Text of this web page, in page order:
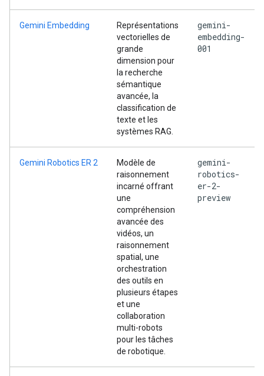
Gemini Embedding
Représentations
vectorielles de
grande
dimension pour
la recherche
sémantique
avancée, la
classification de
texte et les
systèmes RAG.
gemini-
embedding-
001
Gemini Robotics ER 2
Modèle de
raisonnement
incarné offrant
une
compréhension
avancée des
vidéos, un
raisonnement
spatial, une
orchestration
des outils en
plusieurs étapes
et une
collaboration
multi-robots
pour les tâches
de robotique.
gemini-
robotics-
er-2-
preview